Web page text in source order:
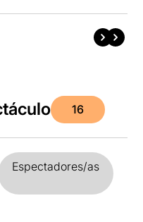
16
Espectadores/as